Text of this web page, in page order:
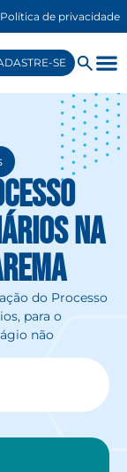
Política de privacidade
SE
na
do Processo
para o
não